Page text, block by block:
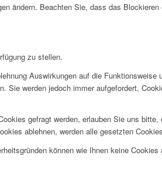
ändern. Beachten Sie, dass das
zu stellen.
Auswirkungen auf die
werden jedoch immer aufgefordert,
gefragt werden, erlauben Sie uns
ablehnen, werden alle gesetzten
können wie Ihnen keine